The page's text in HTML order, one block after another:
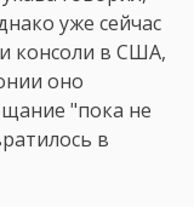
уже сейчас
консоли в США,
оно
"пока не
в